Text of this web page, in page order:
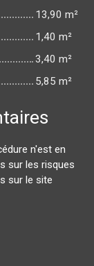
13,90 m²
1,40 m²
3,40 m²
5,85 m²
n'est en
sur les risques
sur le site